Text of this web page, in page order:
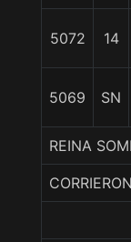
5072 14
5069 SN
REINA